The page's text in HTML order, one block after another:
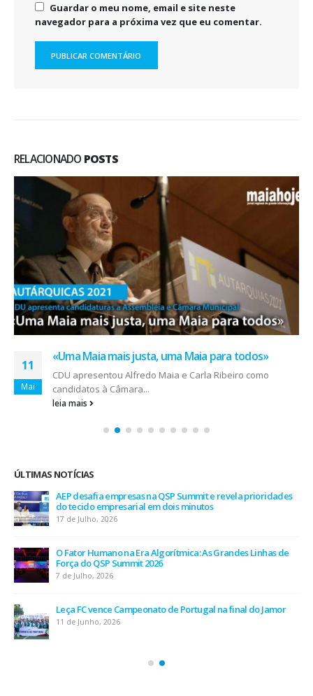
Guardar o meu nome, email e site neste
navegador para a próxima vez que eu comentar.
RELACIONADO POSTS
11
Mai
«Uma Maia mais justa, uma Maia para todos»
CDU apresentou Alfredo Maia e Carla Ribeiro como
candidatos à Câmara...
leia mais
ÚLTIMAS NOTÍCIAS
AEP desafia empresas na QSP Summit e revela prioridades
do tecido empresarial em dois minutos
17 de Julho, 2026
O Fator Humano na Era Algorítmica: As Grandes Linhas de
Força do QSP Summit 2026
7 de Julho, 2026
Leça FC vence Campeonato de Portugal na final do Jamor
11 de Junho, 2026